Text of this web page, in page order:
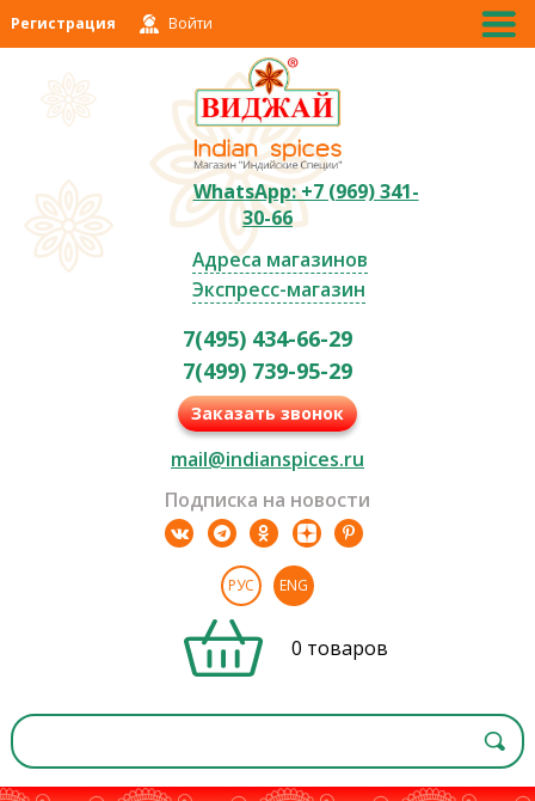
Регистрация Войти
WhatsApp: +7 (969) 341-
30-66
Адреса магазинов
Экспресс-магазин
7(495) 434-66-29
7(499) 739-95-29
Заказать звонок
mail@indianspices.ru
Подписка на новости
РУС ENG
0 товаров